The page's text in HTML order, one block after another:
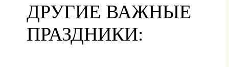
ДРУГИЕ ВАЖНЫЕ
ПРАЗДНИКИ: